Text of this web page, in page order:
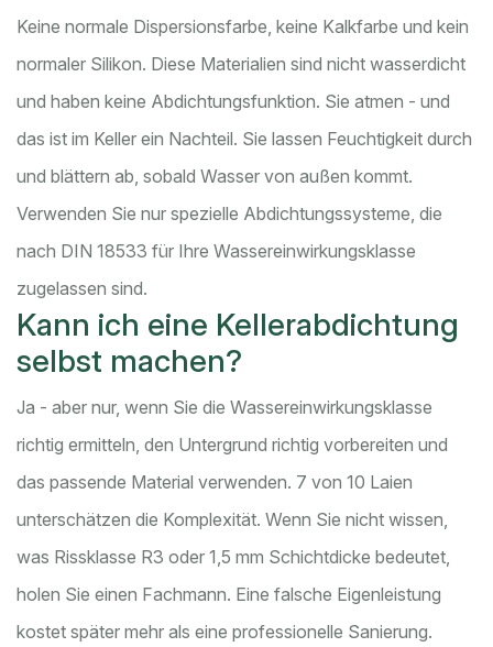
Keine normale Dispersionsfarbe, keine Kalkfarbe und kein
normaler Silikon. Diese Materialien sind nicht wasserdicht
und haben keine Abdichtungsfunktion. Sie atmen - und
das ist im Keller ein Nachteil. Sie lassen Feuchtigkeit durch
und blättern ab, sobald Wasser von außen kommt.
Verwenden Sie nur spezielle Abdichtungssysteme, die
nach DIN 18533 für Ihre Wassereinwirkungsklasse
zugelassen sind.
Kann ich eine Kellerabdichtung
selbst machen?
Ja - aber nur, wenn Sie die Wassereinwirkungsklasse
richtig ermitteln, den Untergrund richtig vorbereiten und
das passende Material verwenden. 7 von 10 Laien
unterschätzen die Komplexität. Wenn Sie nicht wissen,
was Rissklasse R3 oder 1,5 mm Schichtdicke bedeutet,
holen Sie einen Fachmann. Eine falsche Eigenleistung
kostet später mehr als eine professionelle Sanierung.